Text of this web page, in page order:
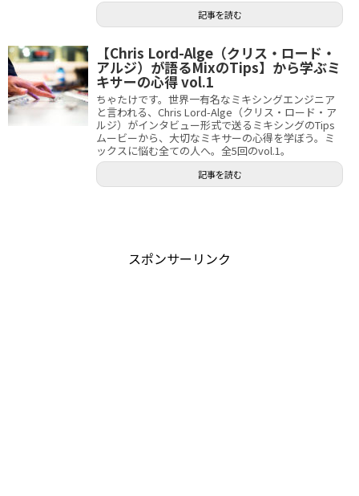
記事を読む
【Chris Lord-Alge（クリス・ロード・
アルジ）が語るMixのTips】から学ぶミ
キサーの心得 vol.1
ちゃたけです。世界一有名なミキシングエンジニア
と言われる、Chris Lord-Alge（クリス・ロード・ア
ルジ）がインタビュー形式で送るミキシングのTips
ムービーから、大切なミキサーの心得を学ぼう。ミ
ックスに悩む全ての人へ。全5回のvol.1。
記事を読む
スポンサーリンク